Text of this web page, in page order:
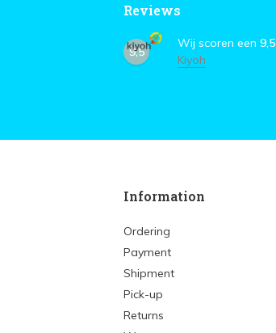
Reviews
9,5
Wij scoren een 9,5
Kiyoh
Information
Ordering
Payment
Shipment
Pick-up
Returns